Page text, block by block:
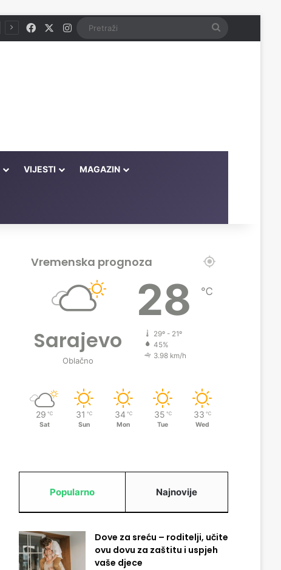
FacebookInstagram Pretraži
VIJESTI MAGAZIN
Vremenska prognoza
Sarajevo
Oblačno
28 ℃
29º - 21º
45%
3.98 km/h
29 ℃
Sat
31 ℃
Sun
34 ℃
Mon
35 ℃
Tue
33 ℃
Wed
Popularno Najnovije
Dove za sreću – roditelji, učite
ovu dovu za zaštitu i uspjeh
vaše djece